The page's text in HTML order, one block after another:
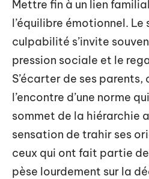
Mettre fin à un lien
l’équilibre émotionnel. Le
culpabilité s’invite
pression sociale et le
S’écarter de ses parents,
l’encontre d’une norme
sommet de la hiérarchie
sensation de trahir ses
ceux qui ont fait partie
pèse lourdement sur la